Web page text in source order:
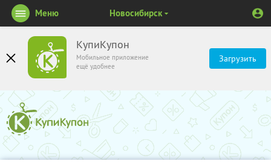
КупиКупон
Мобильное приложение
ещё удобнее
Загрузить
Меню Новосибирск